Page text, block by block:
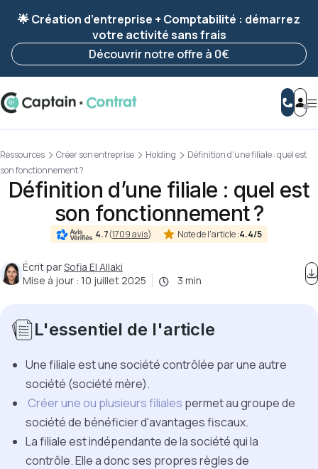
enregistrée 🚀
Reprendre ma démarche
🌟 Création d’entreprise + Comptabilité : démarrez
votre activité sans frais
Découvrir notre offre à 0€
Ressources Créer son entreprise Holding
Définition d’une filiale : quel est
son fonctionnement ?
Définition d’une filiale : quel est
son fonctionnement ?
4.7(1709 avis) Note de l'article :4.4/5
Écrit parSofia El Allaki
Mise à jour : 10 juillet 2025 3 min
L'essentiel de l'article
Une filiale est une société contrôlée par une autre
société (société mère).
Créer une ou plusieurs filiales permet au groupe de
société de bénéficier d'avantages fiscaux.
La filiale est indépendante de la société qui la
contrôle. Elle a donc ses propres règles de